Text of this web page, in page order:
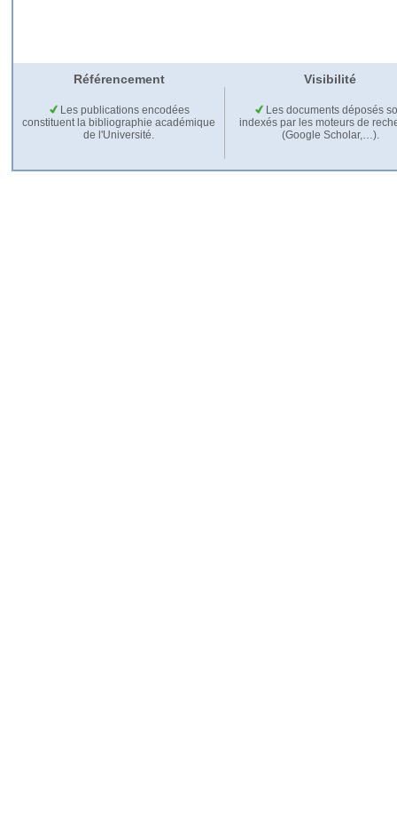
Référencement Visibilité
Les publications encodées
constituent la bibliographie académique
de l'Université.
Les documents déposés
indexés par les moteurs de
(Google Scholar,…).